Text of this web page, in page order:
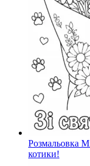
Розмальовка
котики!